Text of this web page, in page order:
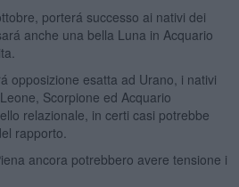
porterá successo ai nativi dei
anche una bella Luna in Acquario
opposizione esatta ad Urano, i nativi
Scorpione ed Acquario
relazionale, in certi casi potrebbe
rapporto.
ancora potrebbero avere tensione i